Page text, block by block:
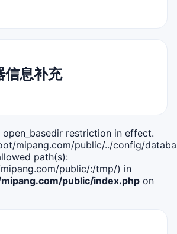
信息补充
open_basedir restriction in effect.
mipang.com/public/../config/
path(s):
public/:/tmp/) in
public/index.php on